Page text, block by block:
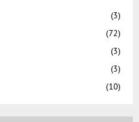
(3)
(72)
(3)
(3)
(10)